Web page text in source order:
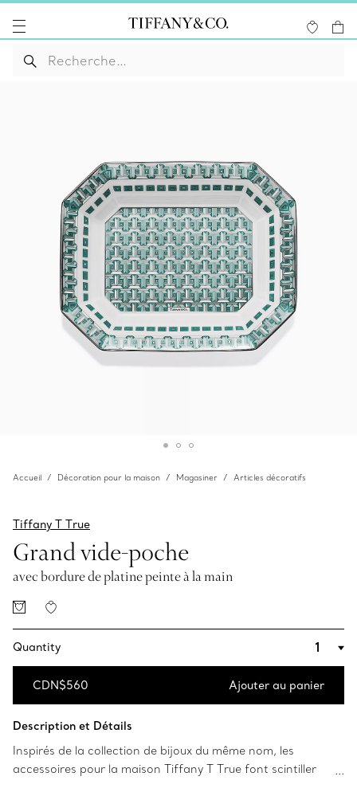
Accueil Décoration pour la maison Magasiner Articles décoratifs
Tiffany T True
Grand vide-poche
avec bordure de platine peinte à la main
Quantity
CDN$560 Ajouter au panier
Description et Détails
Inspirés de la collection de bijoux du même nom, les
accessoires pour la maison Tiffany T True font scintiller